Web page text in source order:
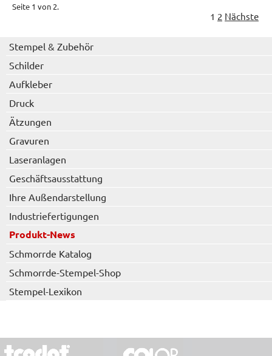
Seite 1 von 2.
1 2 Nächste
Stempel & Zubehör
Schilder
Aufkleber
Druck
Ätzungen
Gravuren
Laseranlagen
Geschäftsausstattung
Ihre Außendarstellung
Industriefertigungen
Produkt-News
Schmorrde Katalog
Schmorrde-Stempel-Shop
Stempel-Lexikon